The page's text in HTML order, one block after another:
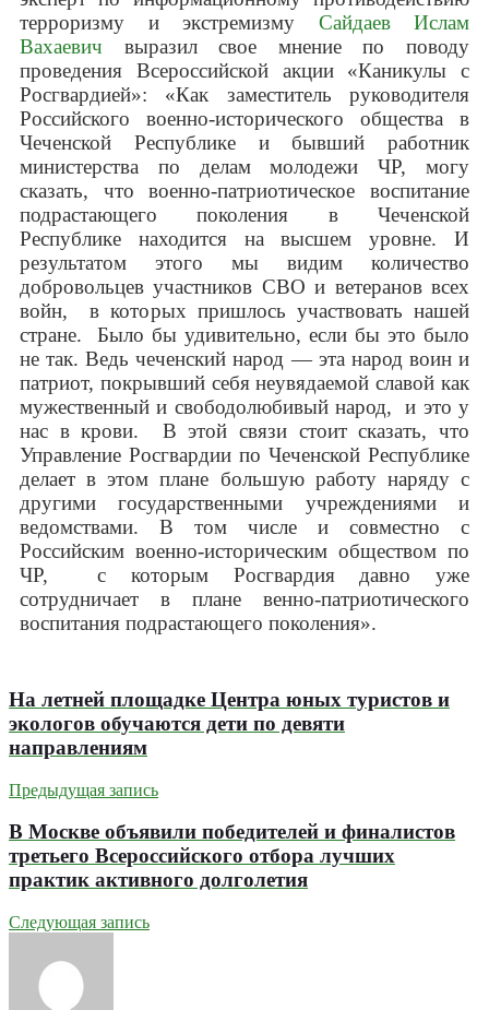
терроризму и экстремизму Сайдаев Ислам
Вахаевич выразил свое мнение по поводу
проведения Всероссийской акции «Каникулы с
Росгвардией»: «Как заместитель руководителя
Российского военно-исторического общества в
Чеченской Республике и бывший работник
министерства по делам молодежи ЧР, могу
сказать, что военно-патриотическое воспитание
подрастающего поколения в Чеченской
Республике находится на высшем уровне. И
результатом этого мы видим количество
добровольцев участников СВО и ветеранов всех
войн, в которых пришлось участвовать нашей
стране. Было бы удивительно, если бы это было
не так. Ведь чеченский народ — эта народ воин и
патриот, покрывший себя неувядаемой славой как
мужественный и свободолюбивый народ, и это у
нас в крови. В этой связи стоит сказать, что
Управление Росгвардии по Чеченской Республике
делает в этом плане большую работу наряду с
другими государственными учреждениями и
ведомствами. В том числе и совместно с
Российским военно-историческим обществом по
ЧР, с которым Росгвардия давно уже
сотрудничает в плане венно-патриотического
воспитания подрастающего поколения».
На летней площадке Центра юных туристов и
экологов обучаются дети по девяти
направлениям
Предыдущая запись
В Москве объявили победителей и финалистов
третьего Всероссийского отбора лучших
практик активного долголетия
Следующая запись